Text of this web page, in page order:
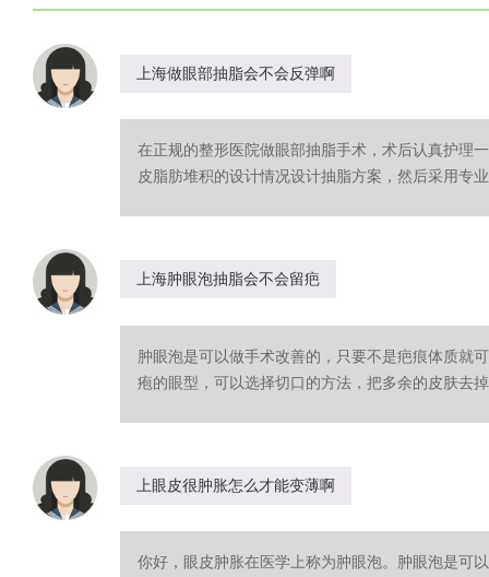
上海做眼部抽脂会不会反弹啊
在正规的整形医院做眼部抽脂手术，术后认真护理
皮脂肪堆积的设计情况设计抽脂方案，然后采用专
上海肿眼泡抽脂会不会留疤
肿眼泡是可以做手术改善的，只要不是疤痕体质就
疱的眼型，可以选择切口的方法，把多余的皮肤去
上眼皮很肿胀怎么才能变薄啊
你好，眼皮肿胀在医学上称为肿眼泡。肿眼泡是可